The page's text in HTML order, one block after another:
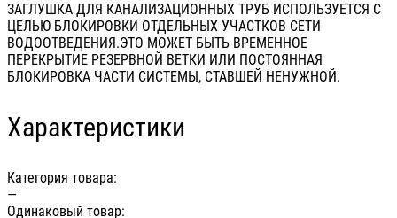
ЗАГЛУШКА ДЛЯ КАНАЛИЗАЦИОННЫХ ТРУБ ИСПОЛЬЗУЕТСЯ С
ЦЕЛЬЮ БЛОКИРОВКИ ОТДЕЛЬНЫХ УЧАСТКОВ СЕТИ
ВОДООТВЕДЕНИЯ.ЭТО МОЖЕТ БЫТЬ ВРЕМЕННОЕ
ПЕРЕКРЫТИЕ РЕЗЕРВНОЙ ВЕТКИ ИЛИ ПОСТОЯННАЯ
БЛОКИРОВКА ЧАСТИ СИСТЕМЫ, СТАВШЕЙ НЕНУЖНОЙ.
Характеристики
Категория товара:
—
Одинаковый товар: